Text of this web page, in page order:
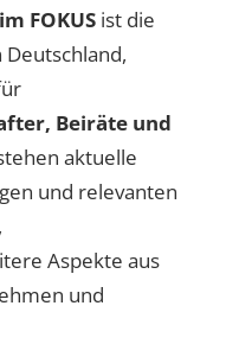
FOKUS ist die
Beiräte und
aktuelle
und relevanten
Aspekte aus
und